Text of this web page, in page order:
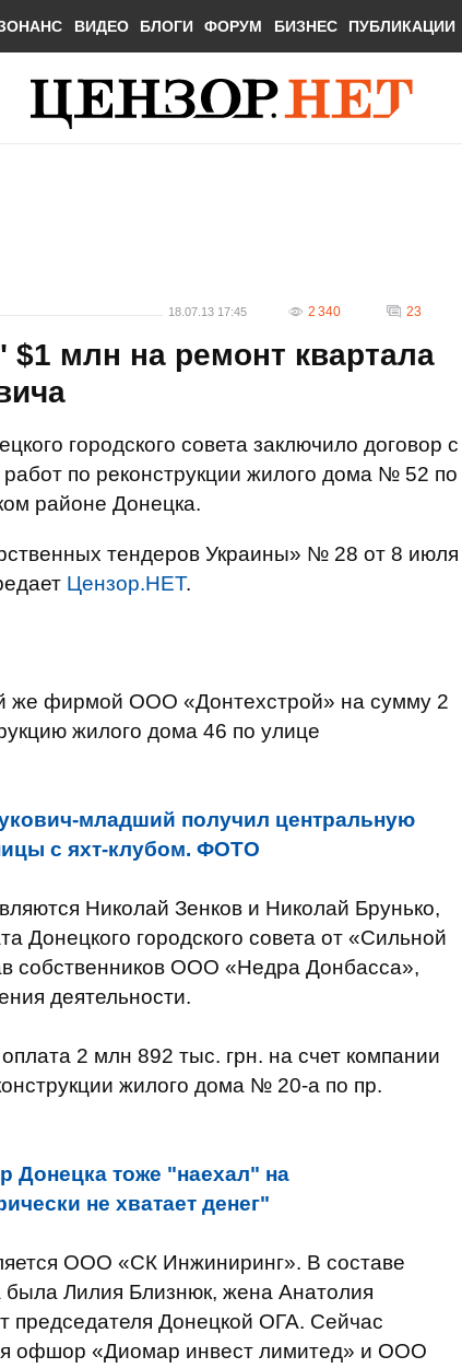
ВИДЕО БЛОГИ ФОРУМ БИЗНЕС ПУБЛИКАЦИИ
18.07.13 17:45 2 340 23
млн на ремонт квартала
городского совета заключило договор с
по реконструкции жилого дома № 52 по
районе Донецка.
тендеров Украины» № 28 от 8 июля
Цензор.НЕТ.
же фирмой ООО «Донтехстрой» на сумму 2
жилого дома 46 по улице
младший получил центральную
с яхт-клубом. ФОТО
Николай Зенков и Николай Брунько,
Донецкого городского совета от «Сильной
собственников ООО «Недра Донбасса»,
деятельности.
2 млн 892 тыс. грн. на счет компании
жилого дома № 20-а по пр.
Донецка тоже "наехал" на
не хватает денег"
ООО «СК Инжиниринг». В составе
Лилия Близнюк, жена Анатолия
председателя Донецкой ОГА. Сейчас
офшор «Диомар инвест лимитед» и ООО